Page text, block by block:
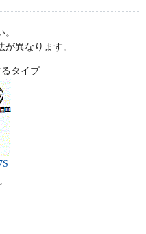
異なります。
タイプ